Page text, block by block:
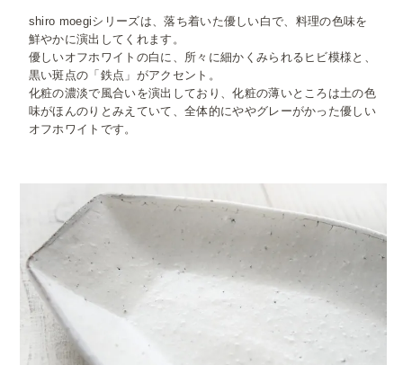
shiro moegiシリーズは、落ち着いた優しい白で、料理の色味を
鮮やかに演出してくれます。
優しいオフホワイトの白に、所々に細かくみられるヒビ模様と、
黒い斑点の「鉄点」がアクセント。
化粧の濃淡で風合いを演出しており、化粧の薄いところは土の色
味がほんのりとみえていて、全体的にややグレーがかった優しい
オフホワイトです。